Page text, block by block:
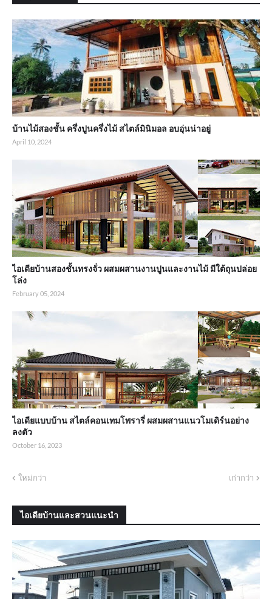
บ้านไม้สองชั้น ครึ่งปูนครึ่งไม้ สไตล์มินิมอล อบอุ่นน่าอยู่
April 10, 2024
ไอเดียบ้านสองชั้นทรงจั่ว ผสมผสานงานปูนและงานไม้ มีใต้ถุนปล่อย
โล่ง
February 05, 2024
ไอเดียแบบบ้าน สไตล์คอนเทมโพรารี่ ผสมผสานแนวโมเดิร์นอย่าง
ลงตัว
October 16, 2023
ใหม่กว่า เก่ากว่า
ไอเดียบ้านและสวนแนะนำ